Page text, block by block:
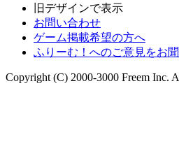
旧デザインで表示
お問い合わせ
ゲーム掲載希望の方へ
ふりーむ！へのご意見をお
Copyright (C) 2000-3000 Freem Inc.